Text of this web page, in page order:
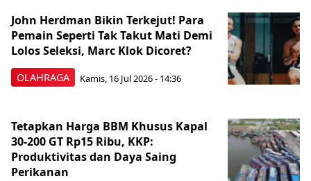
OLAHRAGA
John Herdman Bikin Terkejut! Para
Pemain Seperti Tak Takut Mati Demi
Lolos Seleksi, Marc Klok Dicoret?
Kamis, 16 Jul 2026 - 14:36
Tetapkan Harga BBM Khusus Kapal
30-200 GT Rp15 Ribu, KKP:
Produktivitas dan Daya Saing
Perikanan